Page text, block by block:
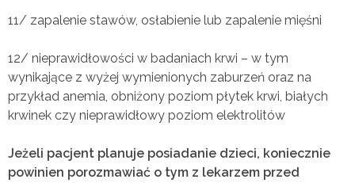
11/ zapalenie stawów, osłabienie lub zapalenie mięśni
12/ nieprawidłowości w badaniach krwi – w tym
wynikające z wyżej wymienionych zaburzeń oraz na
przykład anemia, obniżony poziom płytek krwi, białych
krwinek czy nieprawidłowy poziom elektrolitów
Jeżeli pacjent planuje posiadanie dzieci, koniecznie
powinien porozmawiać o tym z lekarzem przed